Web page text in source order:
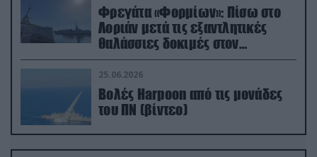
Φρεγάτα «Φορμίων»: Πίσω στο
Λοριάν μετά τις εξαντλητικές
θαλάσσιες δοκιμές στον
απαιτητικό Βισκαϊκό
25.06.2026
Βολές Harpoon από τις μονάδες
του ΠΝ (βίντεο)